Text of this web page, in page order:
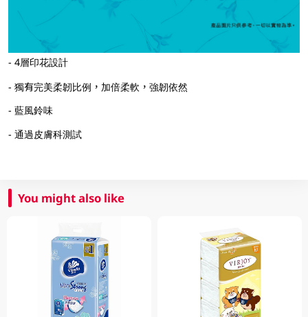
- 4層印花設計
- 獨有完美柔韌比例，加倍柔軟，強韌依然
- 藍風鈴味
- 通過皮膚科測試
You might also like